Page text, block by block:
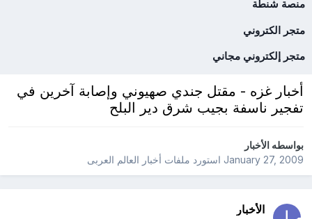
منصة شنطة
متجر الكتروني
متجر إلكتروني مجاني
أخبار غزه - مقتل جندي صهيوني وإصابة آخرين في
تفجير ناسفة بجيب شرق دير البلح
بواسطهالأخبار
January 27, 2009استورد ملفات أخبار العالم العربى
الأخبار